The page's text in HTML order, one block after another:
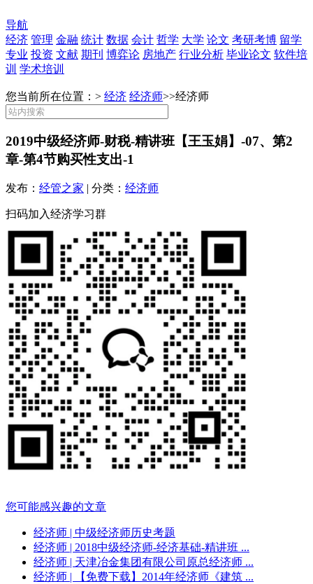
导航
经济 管理 金融 统计 数据 会计 哲学 大学 论文 考研考博 留学
专业 投资 文献 期刊 博弈论 房地产 行业分析 毕业论文 软件培
训 学术培训
您当前所在位置：> 经济 经济师>>经济师
2019中级经济师-财税-精讲班【王玉娟】-07、第2
章-第4节购买性支出-1
发布： 经管之家 | 分类： 经济师
扫码加入经济学习群
您可能感兴趣的文章
经济师 | 中级经济师历史考题
经济师 | 2018中级经济师-经济基础-精讲班 ...
经济师 | 天津冶金集团有限公司原总经济师 ...
经济师 | 【免费下载】2014年经济师《建筑 ...